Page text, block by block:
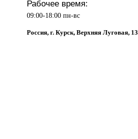
Рабочее время:
09:00-18:00 пн-вс
Россия, г. Курск, Верхняя Луговая, 13